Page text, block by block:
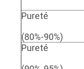
Pureté
(80%-90%)
Pureté